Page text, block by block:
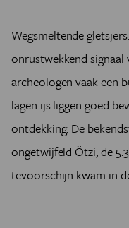
Wegsmeltende
onrustwekkend
archeologen vaak een
lagen ijs liggen goed
ontdekking. De
ongetwijfeld Ötzi, de
tevoorschijn kwam in